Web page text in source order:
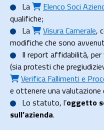
La
Elenco Soci
qualifiche;
La
Visura Camerale,
modifiche che sono
Il report affidabilità,
(sia protesti che
Verifica Fallimenti e
e ottenere una valutazione
Lo statuto, l’oggetto
sull’azienda.